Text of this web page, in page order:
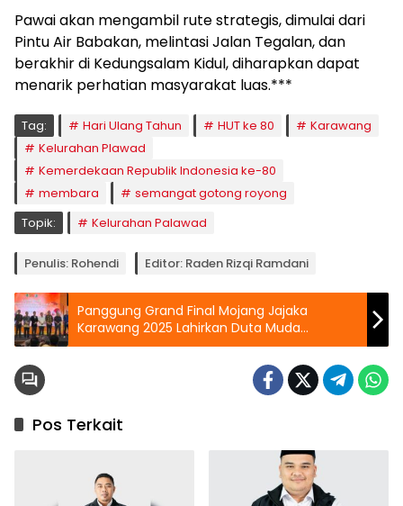
Pawai akan mengambil rute strategis, dimulai dari
Pintu Air Babakan, melintasi Jalan Tegalan, dan
berakhir di Kedungsalam Kidul, diharapkan dapat
menarik perhatian masyarakat luas.***
Tag: Hari Ulang Tahun HUT ke 80
Karawang
Kelurahan Plawad
Kemerdekaan Republik Indonesia ke-80
membara
semangat gotong royong
Topik:
Kelurahan Palawad
Penulis: Rohendi Editor: Raden Rizqi Ramdani
Panggung Grand Final Mojang Jajaka
Karawang 2025 Lahirkan Duta Muda
Berkarakter
Pos Terkait